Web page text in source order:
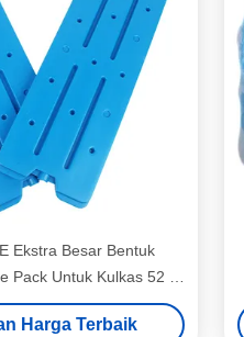
Ekstra Besar Bentuk
Pack Untuk Kulkas 52 *
18 * 2 cm
Harga Terbaik